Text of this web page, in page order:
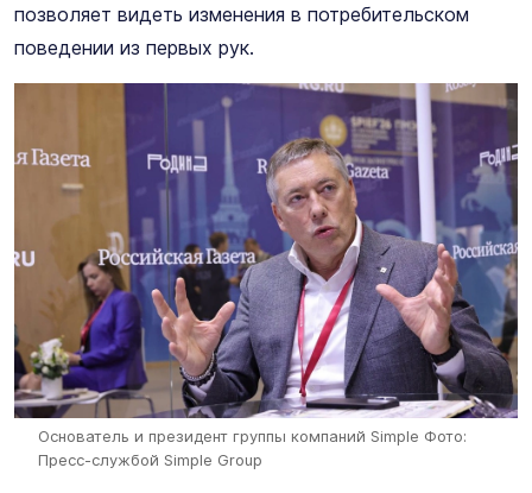
позволяет видеть изменения в потребительском
поведении из первых рук.
Основатель и президент группы компаний Simple Фото:
Пресс-службой Simple Group